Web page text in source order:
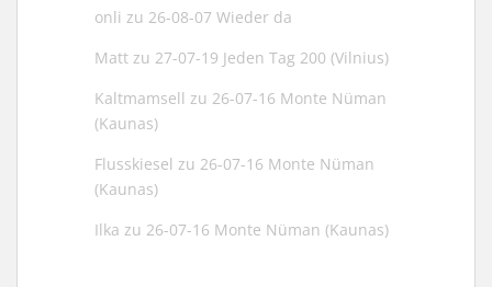
onli zu 26-08-07 Wieder da
Matt zu 27-07-19 Jeden Tag 200 (Vilnius)
Kaltmamsell zu 26-07-16 Monte Nüman
(Kaunas)
Flusskiesel zu 26-07-16 Monte Nüman
(Kaunas)
Ilka zu 26-07-16 Monte Nüman (Kaunas)